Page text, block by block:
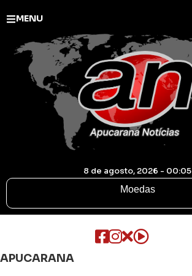
MENU
8 de agosto, 2026 - 00:05
Moedas
APUCARANA